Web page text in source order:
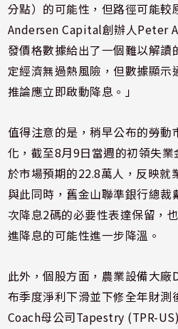
分點）的可能性，但路徑可能較
Andersen Capital創辦人Peter
發價格數據給出了一個難以解讀
定經濟無過熱風險，但數據顯示
推論應立即啟動降息。」
值得注意的是，稍早公布的勞動
化，截至8月9日當週的初領失
於市場預期的22.8萬人，反映就
與此同時，舊金山聯準銀行總
次降息2碼的必要性表達保留，
進降息的可能性進一步降溫。
此外，個股方面，農業設備大
布季度淨利下滑並下修全年財測
Coach母公司Tapestry (TPR-